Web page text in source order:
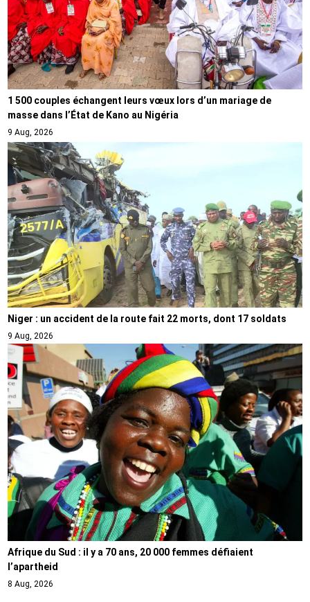
1 500 couples échangent leurs vœux lors d’un mariage de
masse dans l’État de Kano au Nigéria
9 Aug, 2026
Niger : un accident de la route fait 22 morts, dont 17 soldats
9 Aug, 2026
Afrique du Sud : il y a 70 ans, 20 000 femmes défiaient
l’apartheid
8 Aug, 2026